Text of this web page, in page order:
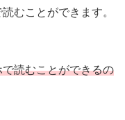
むことができます。
読むことができるの